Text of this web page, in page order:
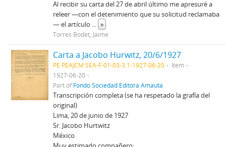
Al recibir su carta del 27 de abril último me apresuré a
releer —con el detenimiento que su solicitud reclamaba
— el artículo ... »
Torres Bodet, Jaime
Carta a Jacobo Hurwitz, 20/6/1927
PE PEAJCM SEA-F-01-03-3.1-1927-06-20
Item
1927-06-20
Part ofFondo Sociedad Editora Amauta
Transcripción completa (se ha respetado la grafía del
original)
Lima, 20 de junio de 1927
Sr. Jacobo Hurtwitz
México